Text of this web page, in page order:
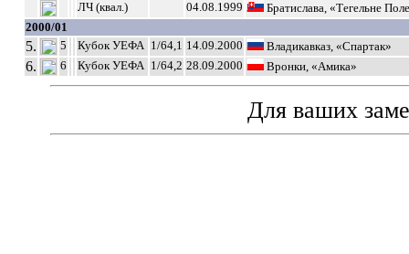
ЛЧ (квал.)
04.08.1999 Братислава, «Тегельне
2000/01
5. 5 Кубок УЕФА 1/64,1 14.09.2000 Владикавказ, «Спартак»
6. 6 Кубок УЕФА 1/64,2 28.09.2000 Вронки, «Амика»
Для ваших